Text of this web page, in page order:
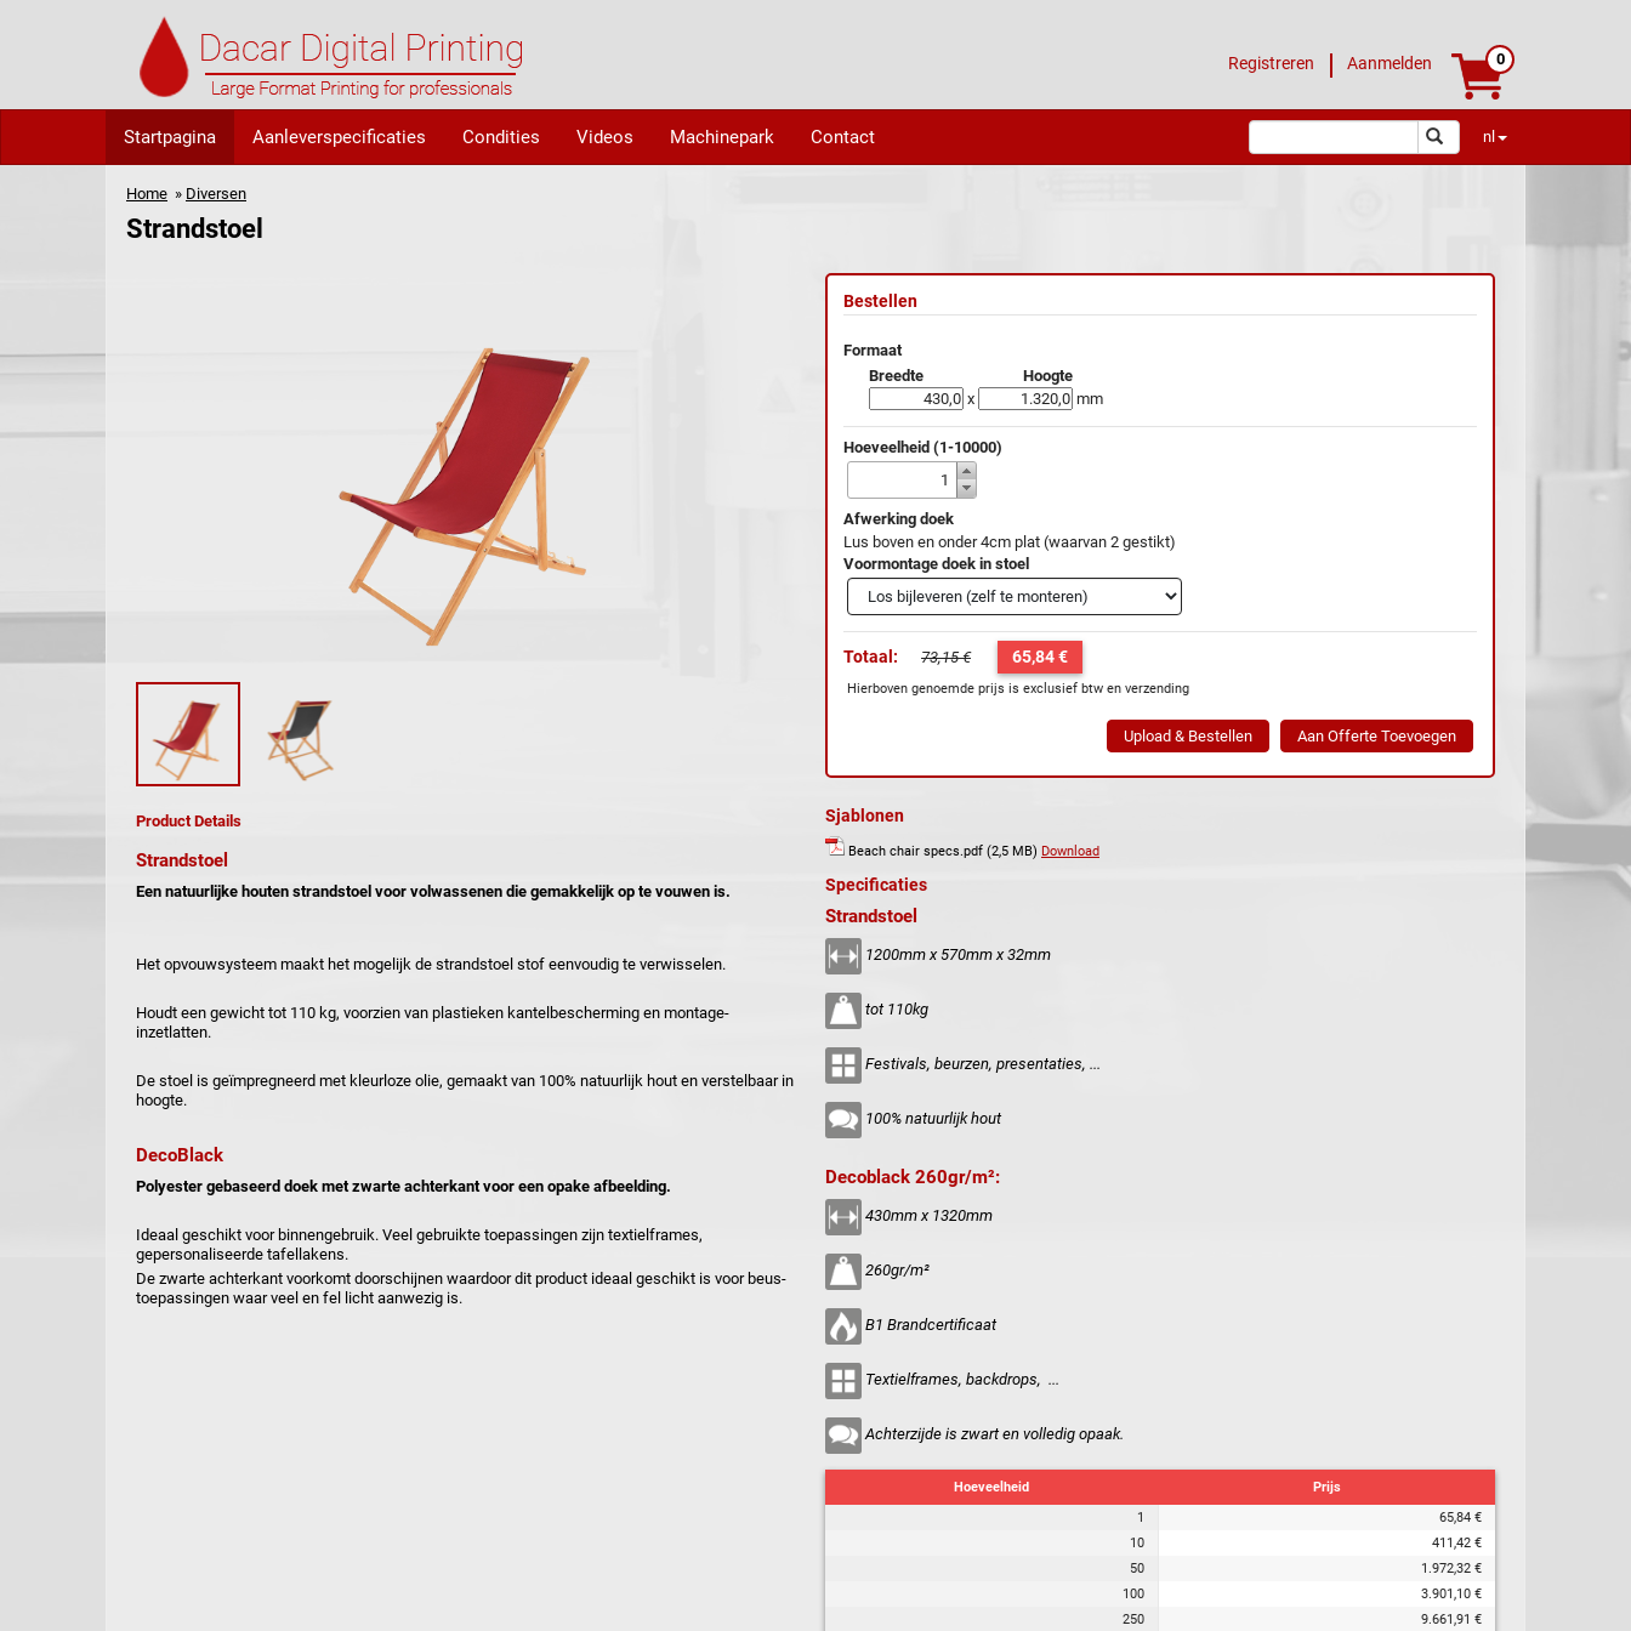
Registreren Aanmelden 0
nl
Startpagina Aanleverspecificaties Condities Videos Machinepark Contact
Home » Diversen
Strandstoel
Product Details
Strandstoel
Een natuurlijke houten strandstoel voor volwassenen die gemakkelijk op te vouwen is.
Het opvouwsysteem maakt het mogelijk de strandstoel stof eenvoudig te verwisselen.
Houdt een gewicht tot 110 kg, voorzien van plastieken kantelbescherming en montage-
inzetlatten.
De stoel is geïmpregneerd met kleurloze olie, gemaakt van 100% natuurlijk hout en verstelbaar in
hoogte.
DecoBlack
Polyester gebaseerd doek met zwarte achterkant voor een opake afbeelding.
Ideaal geschikt voor binnengebruik. Veel gebruikte toepassingen zijn textielframes,
gepersonaliseerde tafellakens.
De zwarte achterkant voorkomt doorschijnen waardoor dit product ideaal geschikt is voor beus-
toepassingen waar veel en fel licht aanwezig is.
Bestellen
Formaat
Breedte
Hoogte
x
mm
Hoeveelheid (1-10000)
Afwerking doek
Lus boven en onder 4cm plat (waarvan 2 gestikt)
Voormontage doek in stoel
Totaal: 73,15 € 65,84 €
Hierboven genoemde prijs is exclusief btw en verzending
Sjablonen
Beach chair specs.pdf (2,5 MB) Download
Specificaties
Strandstoel
1200mm x 570mm x 32mm
tot 110kg
Festivals, beurzen, presentaties, ...
100% natuurlijk hout
Decoblack 260gr/m²:
430mm x 1320mm
260gr/m²
B1 Brandcertificaat
Textielframes, backdrops, ...
Achterzijde is zwart en volledig opaak.
Hoeveelheid
Prijs
1
65,84 €
10
411,42 €
50
1.972,32 €
100
3.901,10 €
250
9.661,91 €